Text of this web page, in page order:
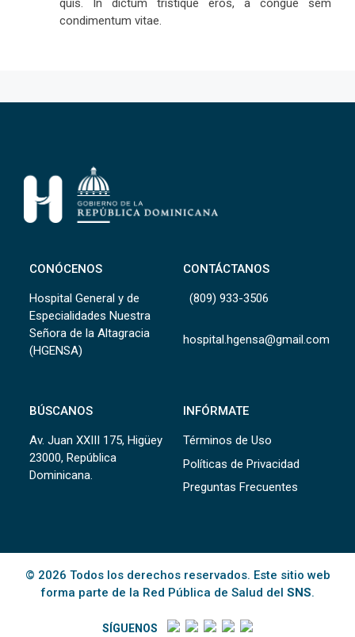
condimentum vitae.
CONÓCENOS
Hospital General y de
Especialidades Nuestra
Señora de la Altagracia
(HGENSA)
CONTÁCTANOS
(809) 933-3506
hospital.hgensa@gmail.com
BÚSCANOS
Av. Juan XXIII 175, Higüey
23000, República
Dominicana.
INFÓRMATE
Términos de Uso
Políticas de Privacidad
Preguntas Frecuentes
© 2026 Todos los derechos reservados. Este sitio web
forma parte de la Red Pública de Salud del SNS.
SÍGUENOS